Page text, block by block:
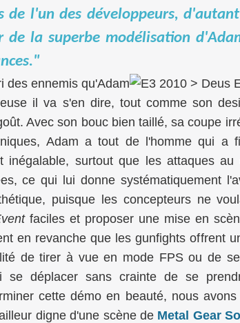
de l'un des développeurs,
de la superbe modélisation
des ennemis qu'Adam
il va s'en dire, tout comme son
Avec son bouc bien taillé, sa coupe
Adam a tout de l'homme qui a
inégalable, surtout que les attaques
ce qui lui donne systématiquement
puisque les concepteurs ne
faciles et proposer une mise en
en revanche que les gunfights offrent
de tirer à vue en mode FPS ou de
se déplacer sans crainte de se
cette démo en beauté, nous
digne d'une scène de Metal Gear